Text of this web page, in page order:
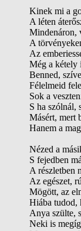
Kinek mi a
A léten
Mindenáron,
A
Az
Még a kétely
Benned,
Félelmeid
Sok a
S ha szólnál,
Másért, mert
Hanem a
Nézed a
S fejedben
A részletben
Az egészet,
Mögött, az
Hiába tudod,
Anya szülte,
Neki is